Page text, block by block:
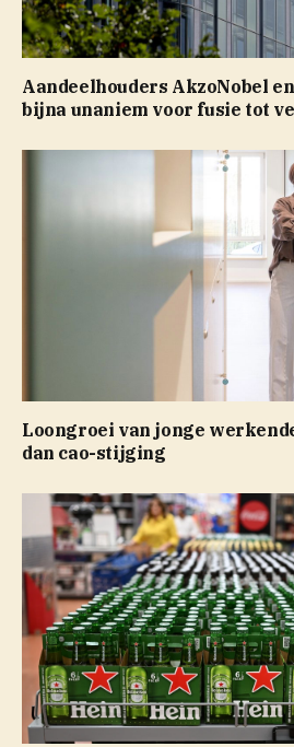
Aandeelhouders AkzoNobel
bijna unaniem voor fusie tot
Loongroei van jonge
dan cao-stijging